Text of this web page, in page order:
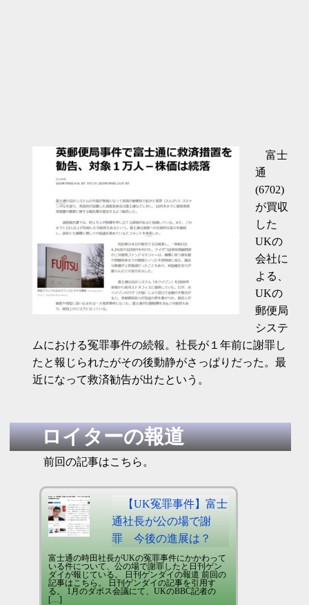
富士
通
(6702)
が買収
した
UKの
会社に
よる、
UKの
郵便局
システ
ムにおける冤罪事件の続報。社長が１年前に謝罪し
たと報じられたがその後動静がさっぱりだった。最
近になって救済勧告が出たという。
ロイターの報道
前回の記事はこちら。
【UK冤罪事件】富士
通社長が公の場で謝
罪 今後の進展は？
富士通の時田社長がUKの冤罪事件にかかわって
いる件について、公の場で謝罪したと日刊ゲン
ダイが報じている。 日刊ゲンダイの報道 前回の
記事はこちら。 日刊ゲンダイの記事を引用す
る。 1月のダボス会議にて、UKのBBC記者の
[…]